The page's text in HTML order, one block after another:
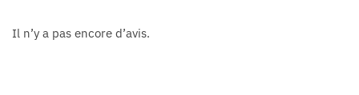
Il n’y a pas encore d’avis.